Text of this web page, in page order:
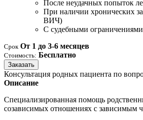
После неудачных попыток
При наличии хронических
ВИЧ)
С судебными ограничениями
Срок От 1 до 3-6 месяцев
Стоимость: Бесплатно
Заказать
Консультация родных пациента по
Описание
Специализированная помощь
созависимых отношениях с зависимым